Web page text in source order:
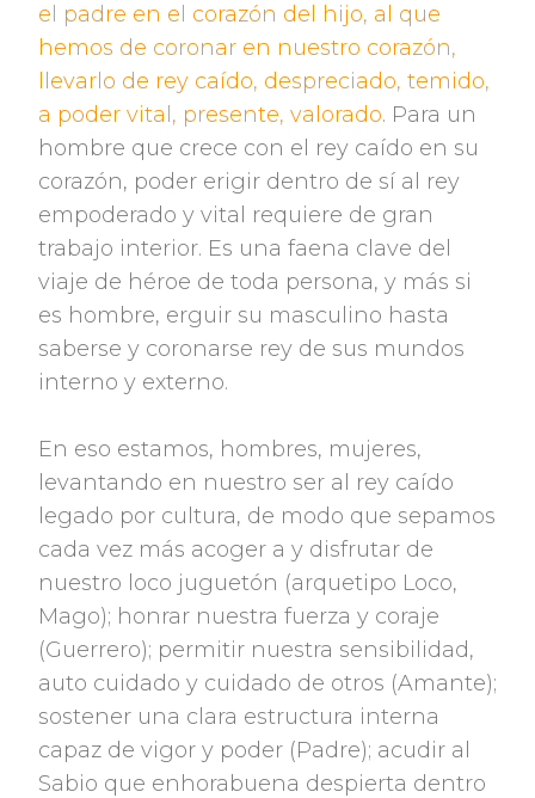
el padre en el corazón del hijo, al que
hemos de coronar en nuestro corazón,
llevarlo de rey caído, despreciado, temido,
a poder vital, presente, valorado. Para un
hombre que crece con el rey caído en su
corazón, poder erigir dentro de sí al rey
empoderado y vital requiere de gran
trabajo interior. Es una faena clave del
viaje de héroe de toda persona, y más si
es hombre, erguir su masculino hasta
saberse y coronarse rey de sus mundos
interno y externo.
En eso estamos, hombres, mujeres,
levantando en nuestro ser al rey caído
legado por cultura, de modo que sepamos
cada vez más acoger a y disfrutar de
nuestro loco juguetón (arquetipo Loco,
Mago); honrar nuestra fuerza y coraje
(Guerrero); permitir nuestra sensibilidad,
auto cuidado y cuidado de otros (Amante);
sostener una clara estructura interna
capaz de vigor y poder (Padre); acudir al
Sabio que enhorabuena despierta dentro